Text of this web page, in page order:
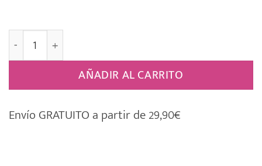
009 Caja Regalo con Frase [PERSONALIZABLE] cantidad
AÑADIR AL CARRITO
Envío GRATUITO a partir de 29,90€